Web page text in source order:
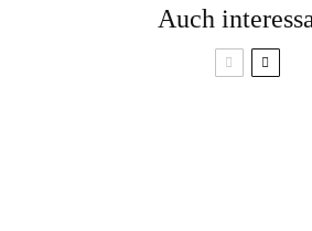
Auch